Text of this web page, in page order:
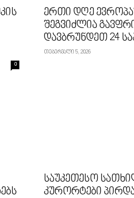
0
ერთი დღე
შეგვიძლია
დავბრუნდეთ 24
თებერვალი 5, 2026
საუკეთესო
კურორტები